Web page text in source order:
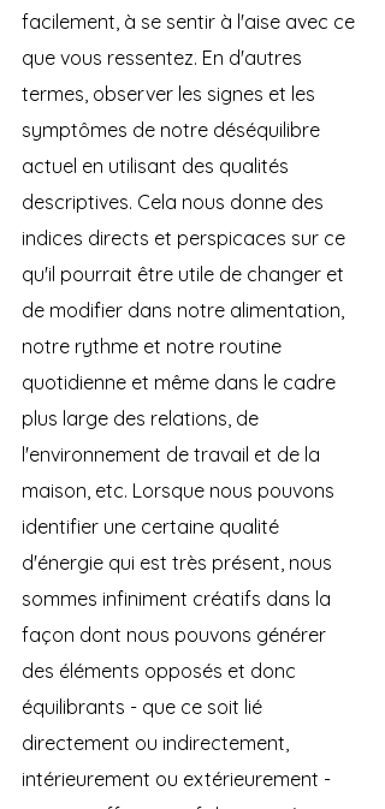
facilement, à se sentir à l'aise avec ce
que vous ressentez. En d'autres
termes, observer les signes et les
symptômes de notre déséquilibre
actuel en utilisant des qualités
descriptives. Cela nous donne des
indices directs et perspicaces sur ce
qu'il pourrait être utile de changer et
de modifier dans notre alimentation,
notre rythme et notre routine
quotidienne et même dans le cadre
plus large des relations, de
l'environnement de travail et de la
maison, etc. Lorsque nous pouvons
identifier une certaine qualité
d'énergie qui est très présent, nous
sommes infiniment créatifs dans la
façon dont nous pouvons générer
des éléments opposés et donc
équilibrants - que ce soit lié
directement ou indirectement,
intérieurement ou extérieurement -